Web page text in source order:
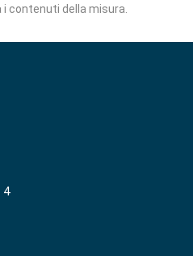
i contenuti della misura.
4